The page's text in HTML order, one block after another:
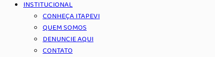
INSTITUCIONAL
CONHEÇA ITAPEVI
QUEM SOMOS
DENUNCIE AQUI
CONTATO